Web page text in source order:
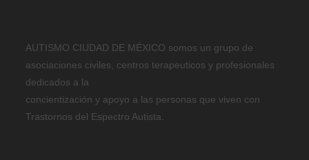
AUTISMO CIUDAD DE MÉXICO somos un grupo de
asociaciones civiles, centros terapeuticos y profesionales
dedicados a la
concientización y apoyo a las personas que viven con
Trastornos del Espectro Autista.